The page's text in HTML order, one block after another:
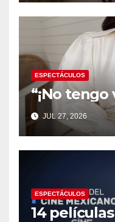
ESPECTÁCULOS
“¡No
JUL 27, 2026
ESPECTÁCULOS
14